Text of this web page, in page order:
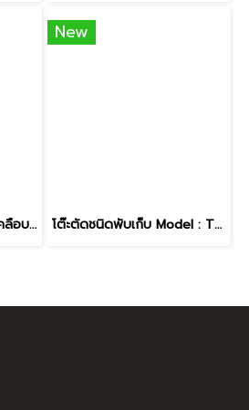
โต๊ะตัดผ้าชนิดลม หน้าไม้เคลือบแผ่นโฟเมก้า-ขาว ขอบStainless Model TA-01Fs
New
โต๊ะตัดชนิดพับเก็บ Model : TF-120240 หน้าโต๊ะปูด้วยแผ่นยางสีเขียวทนแรงขูดขีดได้